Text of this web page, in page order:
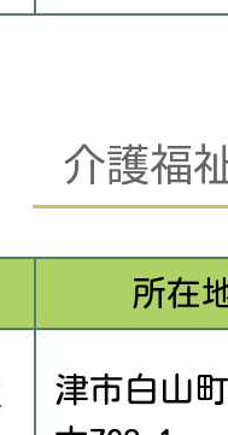
介護福
所在
津市白山